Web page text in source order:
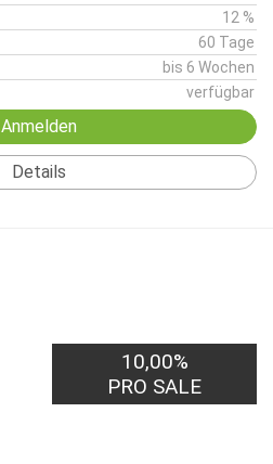
12 %
60 Tage
bis 6 Wochen
verfügbar
Anmelden
Details
10,00%
PRO SALE